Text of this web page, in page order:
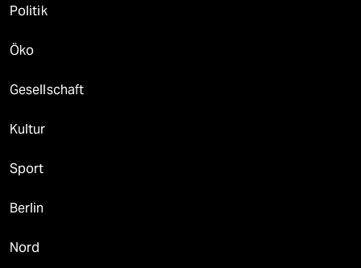
Politik
Öko
Gesellschaft
Kultur
Sport
Berlin
Nord